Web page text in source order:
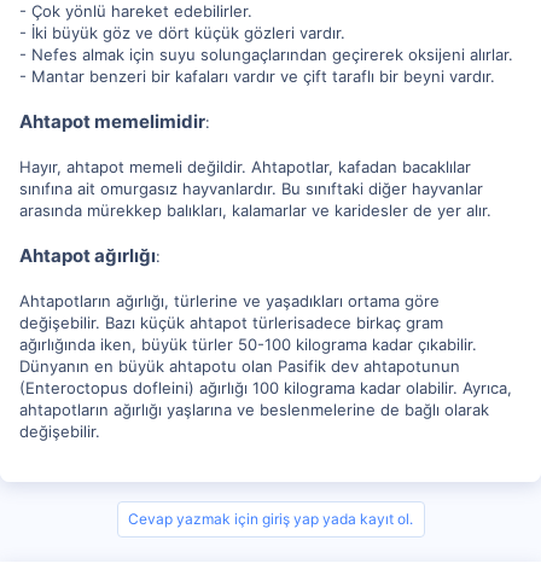
- Çok yönlü hareket edebilirler.
- İki büyük göz ve dört küçük gözleri vardır.
- Nefes almak için suyu solungaçlarından geçirerek oksijeni alırlar.
- Mantar benzeri bir kafaları vardır ve çift taraflı bir beyni vardır.
Ahtapot memelimidir:
Hayır, ahtapot memeli değildir. Ahtapotlar, kafadan bacaklılar
sınıfına ait omurgasız hayvanlardır. Bu sınıftaki diğer hayvanlar
arasında mürekkep balıkları, kalamarlar ve karidesler de yer alır.
Ahtapot ağırlığı:
Ahtapotların ağırlığı, türlerine ve yaşadıkları ortama göre
değişebilir. Bazı küçük ahtapot türlerisadece birkaç gram
ağırlığında iken, büyük türler 50-100 kilograma kadar çıkabilir.
Dünyanın en büyük ahtapotu olan Pasifik dev ahtapotunun
(Enteroctopus dofleini) ağırlığı 100 kilograma kadar olabilir. Ayrıca,
ahtapotların ağırlığı yaşlarına ve beslenmelerine de bağlı olarak
değişebilir.
Cevap yazmak için giriş yap yada kayıt ol.